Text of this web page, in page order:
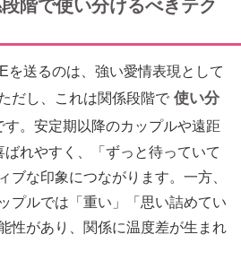
階で使い分けるべきテク
を送るのは、強い愛情表現として
だし、これは関係段階で 使い分
す。安定期以降のカップルや遠距
れやすく、「ずっと待っていて
ブな印象につながります。一方、
プルでは「重い」「思い詰めてい
性があり、関係に温度差が生まれ